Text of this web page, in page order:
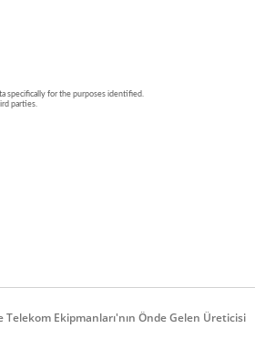
Telekom Ekipmanları'nın Önde Gelen Üreticisi